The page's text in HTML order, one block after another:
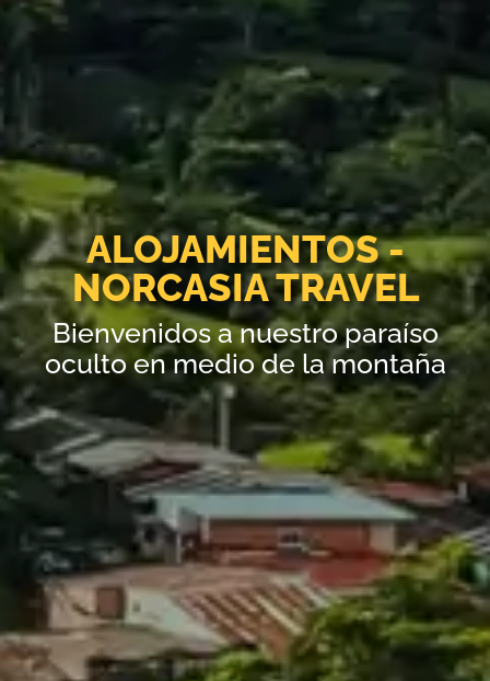
ALOJAMIENTOS -
NORCASIA TRAVEL
Bienvenidos a nuestro paraíso
oculto en medio de la montaña